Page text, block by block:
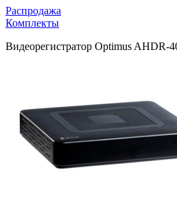
Распродажа
Комплекты
Видеорегистратор Optimus AHDR-